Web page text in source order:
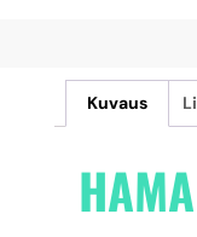
Kuvaus